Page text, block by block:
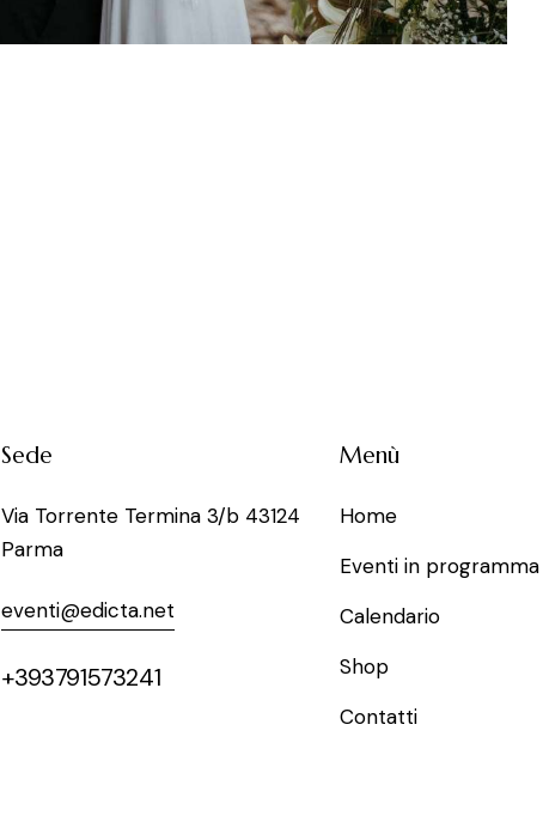
Sede
Via Torrente Termina 3/b 43124
Parma
eventi@edicta.net
+393791573241
Menù
Home
Eventi in programma
Calendario
Shop
Contatti